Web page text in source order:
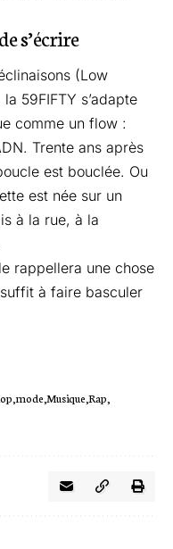
s’écrire
(Low
59FIFTY s’adapte
comme un flow :
Trente ans après
est bouclée. Ou
est née sur un
à la rue, à la
rappellera une chose
à faire basculer
mode Musique Rap